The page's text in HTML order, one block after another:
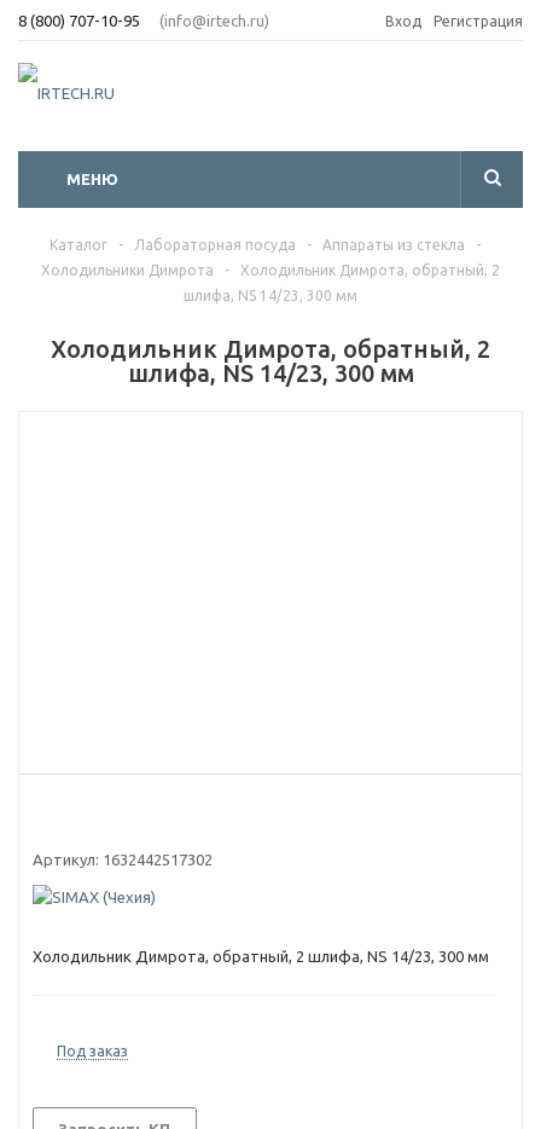
8 (800) 707-10-95 (info@irtech.ru) Вход Регистрация
МЕНЮ
Каталог - Лабораторная посуда - Аппараты из стекла
-
Холодильники Димрота
-
Холодильник Димрота, обратный, 2
шлифа, NS 14/23, 300 мм
Холодильник Димрота, обратный, 2
шлифа, NS 14/23, 300 мм
Артикул: 1632442517302
Холодильник Димрота, обратный, 2 шлифа, NS 14/23, 300 мм
Под заказ